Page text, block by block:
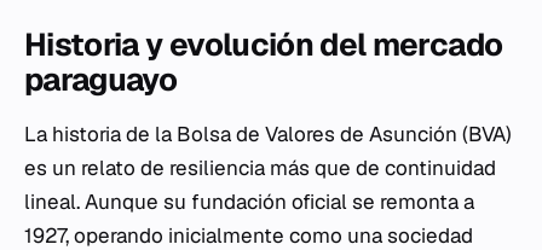
Historia y evolución del mercado
paraguayo
La historia de la Bolsa de Valores de Asunción (BVA)
es un relato de resiliencia más que de continuidad
lineal. Aunque su fundación oficial se remonta a
1927, operando inicialmente como una sociedad